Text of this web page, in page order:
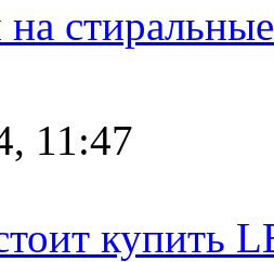
на
11:47
купить